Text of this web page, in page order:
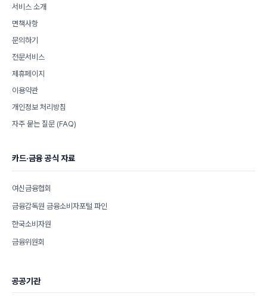
서비스 소개
면책사항
문의하기
전문서비스
제휴페이지
이용약관
개인정보 처리방침
자주 묻는 질문 (FAQ)
카드·금융 공식 자료
여신금융협회
금융감독원 금융소비자포털 파인
한국소비자원
금융위원회
공공기관